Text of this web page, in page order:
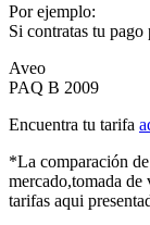
Por ejemplo:
Si contratas tu
Aveo
PAQ B 2009
Encuentra tu tarifa
*La comparación
mercado,tomada
tarifas aqui